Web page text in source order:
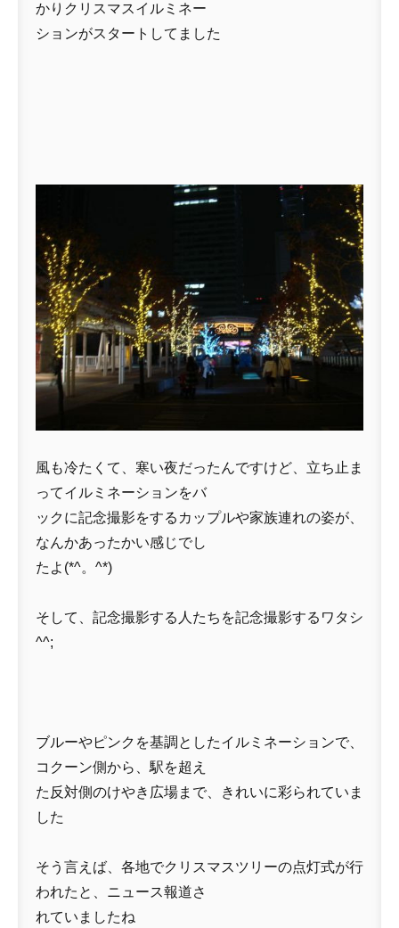
かりクリスマスイルミネー
ションがスタートしてました
風も冷たくて、寒い夜だったんですけど、立ち止ま
ってイルミネーションをバ
ックに記念撮影をするカップルや家族連れの姿が、
なんかあったかい感じでし
たよ(*^。^*)
そして、記念撮影する人たちを記念撮影するワタシ
^^;
ブルーやピンクを基調としたイルミネーションで、
コクーン側から、駅を超え
た反対側のけやき広場まで、きれいに彩られていま
した
そう言えば、各地でクリスマスツリーの点灯式が行
われたと、ニュース報道さ
れていましたね